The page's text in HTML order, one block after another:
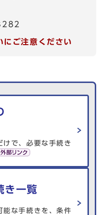
にご注意ください
けで、必要な手続き
き一覧
能な手続きを、条件